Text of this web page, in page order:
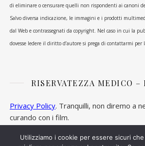
di eliminare o censurare quelli non rispondenti ai canoni
Salvo diversa indicazione, le immagini e i prodotti
dal Web e contrassegnati da copyright. Nel caso in cui la
dovesse ledere il diritto d’autore si prega di contattarmi per
RISERVATEZZA MEDICO –
Privacy Policy. Tranquilli, non diremo a
curando con i film.
Utilizziamo i cookie per essere sicuri